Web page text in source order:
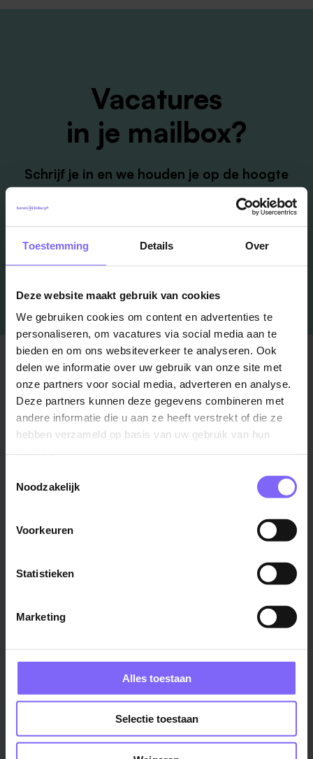
Toestemming Details Over
Deze website maakt gebruik van cookies
We gebruiken cookies om content en advertenties te
personaliseren, om vacatures via social media aan te
bieden en om ons websiteverkeer te analyseren. Ook
delen we informatie over uw gebruik van onze site met
onze partners voor social media, adverteren en analyse.
Deze partners kunnen deze gegevens combineren met
andere informatie die u aan ze heeft verstrekt of die ze
hebben verzameld op basis van uw gebruik van hun
Noodzakelijk
Voorkeuren
Statistieken
Marketing
Alles toestaan
Selectie toestaan
Vacatures
in je mailbox?
Schrijf je in en we houden je op de hoogte
Job Alert instellen
Stad
Maastricht ›
Venlo ›
Heerlen ›
Alle steden ›
Regio
Zuid-Limburg ›
Midden-Limburg ›
Noord-Limburg ›
Vakgebied
Techniek & Productie ›
Administratie ›
Bedrijf
Vista College ›